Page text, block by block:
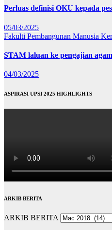
Perluas definisi OKU kepada
05/03/2025
Fakulti Pembangunan Manusia
STAM laluan ke pengajian
04/03/2025
ASPIRASI UPSI 2025 HIGHLIGHTS
ARKIB BERITA
ARKIB BERITA